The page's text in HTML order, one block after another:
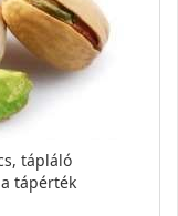
tápláló
tápérték